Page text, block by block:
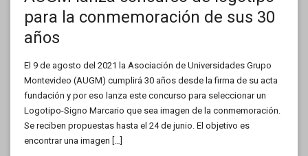
para la conmemoración de sus 30
años
El 9 de agosto del 2021 la Asociación de Universidades Grupo
Montevideo (AUGM) cumplirá 30 años desde la firma de su acta
fundación y por eso lanza este concurso para seleccionar un
Logotipo-Signo Marcario que sea imagen de la conmemoración.
Se reciben propuestas hasta el 24 de junio. El objetivo es
encontrar una imagen […]